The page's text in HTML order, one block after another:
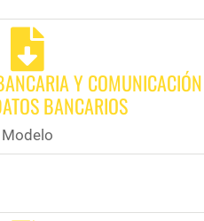
Y
BANCARIOS
Modelo